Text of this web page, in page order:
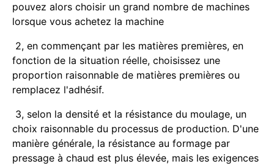
pouvez alors choisir un grand nombre de machines
lorsque vous achetez la machine
2, en commençant par les matières premières, en
fonction de la situation réelle, choisissez une
proportion raisonnable de matières premières ou
remplacez l'adhésif.
3, selon la densité et la résistance du moulage, un
choix raisonnable du processus de production. D'une
manière générale, la résistance au formage par
pressage à chaud est plus élevée, mais les exigences